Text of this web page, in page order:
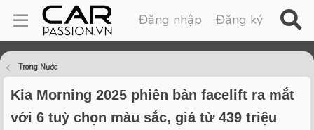
Đăng nhập Đăng ký
Trong Nước
Kia Morning 2025 phiên bản facelift ra mắt
với 6 tuỳ chọn màu sắc, giá từ 439 triệu